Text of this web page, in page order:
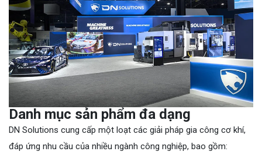
Danh mục sản phẩm đa dạng
DN Solutions cung cấp một loạt các giải pháp gia công cơ khí,
đáp ứng nhu cầu của nhiều ngành công nghiệp, bao gồm: